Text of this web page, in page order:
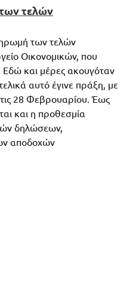
τελών
των τελών
Οικονομικών, που
και μέρες ακουγόταν
αυτό έγινε πράξη, με
28 Φεβρουαρίου. Έως
και η προθεσμία
δηλώσεων,
αποδοχών